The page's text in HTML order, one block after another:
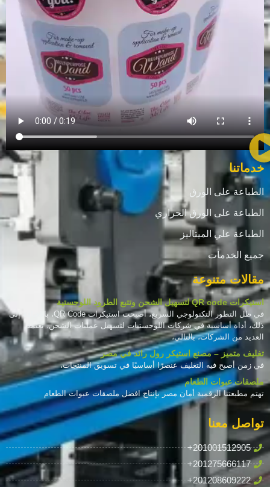
خدماتنا
الطباعة على الورق
الطباعة على الورق الحراري
الطباعة علي الميتاليز
جميع الخدمات
مقالات متنوعة
استيكرات QR code لتسهيل الشحن وتتبع الطرود اللوجستية
في ظل التطور التكنولوجي السريع، أصبحت استيكرات QR Code، بالإضافة إلى
ذلك، أداة أساسية في شركات اللوجستيات لتسهيل عمليات الشحن. تعتمد
العديد من الشركات، بالتالي،
تغليف متميز – مصنع استيكر رول رائد في مصر
في زمن أصبح فيه التغليف عنصرًا أساسيًا في تسويق المنتجات،
ملصقات عبوات الطعام
تهتم مطبعتنا الرقمية أمان مصر بإنتاج افضل ملصقات عبوات الطعام
تواصل معنا
+201001512905
+201275666117
+201208609222